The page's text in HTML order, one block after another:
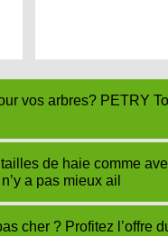
vos arbres? PETRY
de haie comme
a pas mieux ail
cher ? Profitez l’offre